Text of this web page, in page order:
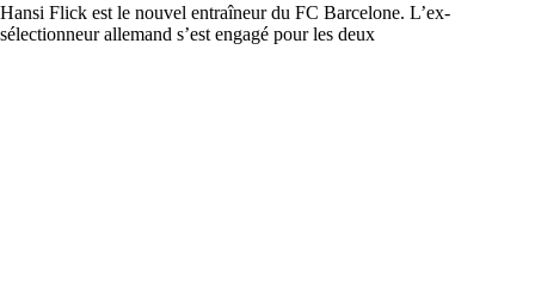
Hansi Flick est le nouvel entraîneur du FC Barcelone. L’ex-
sélectionneur allemand s’est engagé pour les deux